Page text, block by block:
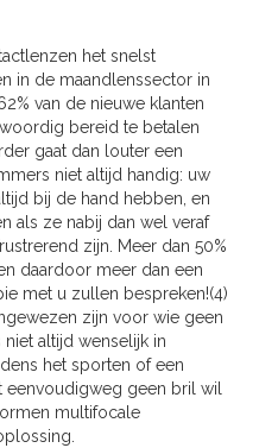
het snelst
in de maandlenssector in
van de nieuwe klanten
bereid te betalen
gaat dan louter een
niet altijd handig: uw
bij de hand hebben, en
als ze nabij dan wel veraf
zijn. Meer dan 50%
daardoor meer dan een
met u zullen bespreken!(4)
zijn voor wie geen
altijd wenselijk in
het sporten of een
eenvoudigweg geen bril wil
multifocale